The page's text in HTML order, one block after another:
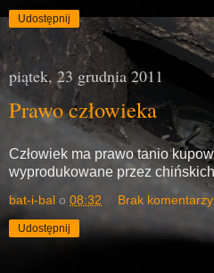
Udostępnij
piątek, 23 grudnia 2011
Prawo człowieka
Człowiek ma prawo tanio
wyprodukowane przez
bat-i-bal o 08:32 Brak
Udostępnij